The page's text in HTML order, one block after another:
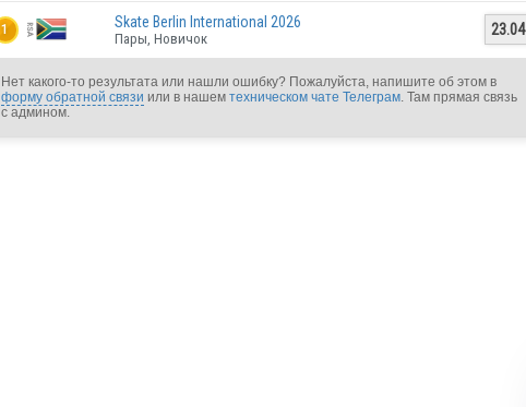
1 Skate Berlin International 2026
Пары, Новичок
23.04
Нет какого-то результата или нашли ошибку? Пожалуйста, напишите об этом в
форму обратной связи или в нашем техническом чате Телеграм. Там прямая связь
с админом.